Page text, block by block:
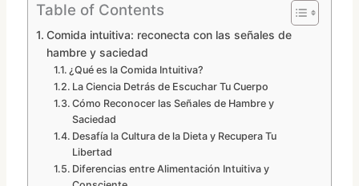
Table of Contents
Comida intuitiva: reconecta con las señales de
hambre y saciedad
¿Qué es la Comida Intuitiva?
La Ciencia Detrás de Escuchar Tu Cuerpo
Cómo Reconocer las Señales de Hambre y
Saciedad
Desafía la Cultura de la Dieta y Recupera Tu
Libertad
Diferencias entre Alimentación Intuitiva y